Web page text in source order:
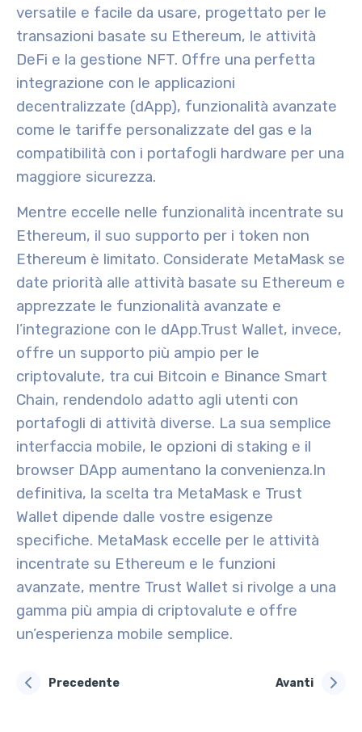
versatile e facile da usare, progettato per le
transazioni basate su Ethereum, le attività
DeFi e la gestione NFT. Offre una perfetta
integrazione con le applicazioni
decentralizzate (dApp), funzionalità avanzate
come le tariffe personalizzate del gas e la
compatibilità con i portafogli hardware per una
maggiore sicurezza.
Mentre eccelle nelle funzionalità incentrate su
Ethereum, il suo supporto per i token non
Ethereum è limitato. Considerate MetaMask se
date priorità alle attività basate su Ethereum e
apprezzate le funzionalità avanzate e
l’integrazione con le dApp.Trust Wallet, invece,
offre un supporto più ampio per le
criptovalute, tra cui Bitcoin e Binance Smart
Chain, rendendolo adatto agli utenti con
portafogli di attività diverse. La sua semplice
interfaccia mobile, le opzioni di staking e il
browser DApp aumentano la convenienza.In
definitiva, la scelta tra MetaMask e Trust
Wallet dipende dalle vostre esigenze
specifiche. MetaMask eccelle per le attività
incentrate su Ethereum e le funzioni
avanzate, mentre Trust Wallet si rivolge a una
gamma più ampia di criptovalute e offre
un’esperienza mobile semplice.
Precedente Avanti